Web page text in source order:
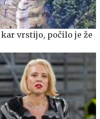
vrstijo, počilo je že